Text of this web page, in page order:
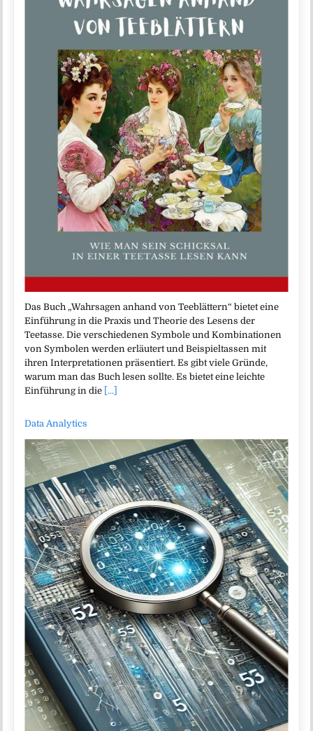
Das Buch „Wahrsagen anhand von Teeblättern“ bietet eine
Einführung in die Praxis und Theorie des Lesens der
Teetasse. Die verschiedenen Symbole und Kombinationen
von Symbolen werden erläutert und Beispieltassen mit
ihren Interpretationen präsentiert. Es gibt viele Gründe,
warum man das Buch lesen sollte. Es bietet eine leichte
Einführung in die [...]
Data Analytics